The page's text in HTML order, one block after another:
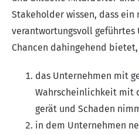
Stakeholder wissen, dass ein
verantwortungsvoll geführtes
Chancen dahingehend bietet,
das Unternehmen mit
Wahrscheinlichkeit mit
gerät und Schaden
in dem Unternehmen